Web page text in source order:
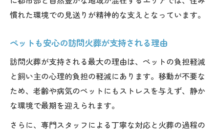
ェック
神奈川県全域24時間訪問火葬の対応範囲
ペットメモリアル神奈川のサービス比較ポ
イント
ペット火葬 神奈川県で選ばれる理由とは
公営と民間どちらが安心？火葬サービス比
較
慣れた環境での見送りが精神的な支えとなっています。
ペットも安心の訪問火葬が支持される理由
訪問火葬が支持される最大の理由は、ペットの負担軽減
と飼い主の心理的負担の軽減にあります。移動が不要な
ため、老齢や病気のペットにもストレスを与えず、静か
な環境で最期を迎えられます。
さらに、専門スタッフによる丁寧な対応と火葬の過程の